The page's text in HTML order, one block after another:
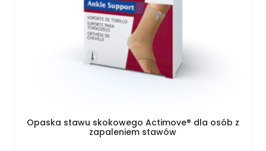
Opaska stawu skokowego Actimove® dla osób z
zapaleniem stawów